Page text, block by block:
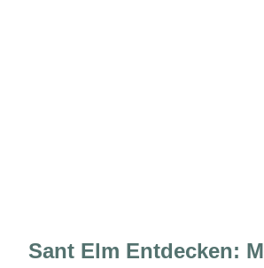
Sant Elm Entdecken: